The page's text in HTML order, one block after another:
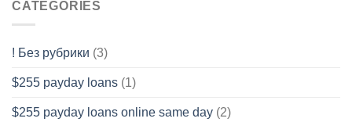
CATEGORIES
! Без рубрики (3)
$255 payday loans (1)
$255 payday loans online same day (2)